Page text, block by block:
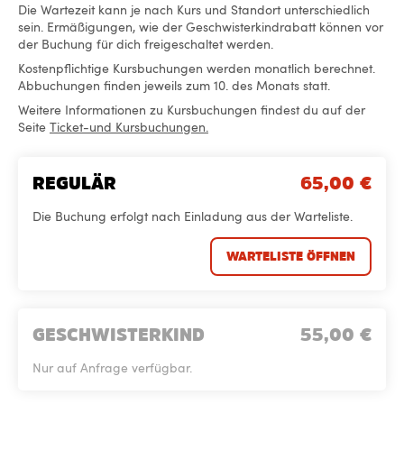
Die Wartezeit kann je nach Kurs und Standort unterschiedlich
sein. Ermäßigungen, wie der Geschwisterkindrabatt können vor
der Buchung für dich freigeschaltet werden.
Kostenpflichtige Kursbuchungen werden monatlich berechnet.
Abbuchungen finden jeweils zum 10. des Monats statt.
Weitere Informationen zu Kursbuchungen findest du auf der
Seite Ticket-und Kursbuchungen.
REGULÄR 65,00 €
Die Buchung erfolgt nach Einladung aus der Warteliste.
WARTELISTE ÖFFNEN
GESCHWISTERKIND 55,00 €
Nur auf Anfrage verfügbar.